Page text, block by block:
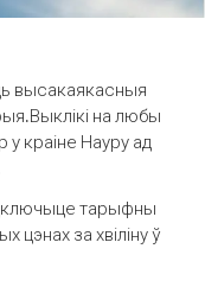
высакаякасныя
Выклікі на любы
краіне Науру ад
тарыфны
цэнах за хвіліну ў